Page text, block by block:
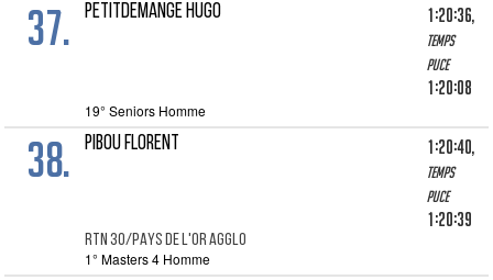
37. PETITDEMANGE HUGO 1:20:36,
Temps
puce
1:20:08
19° Seniors Homme
38. PIBOU FLORENT
RTN 30/PAYS DE L'OR AGGLO
1:20:40,
Temps
puce
1:20:39
1° Masters 4 Homme